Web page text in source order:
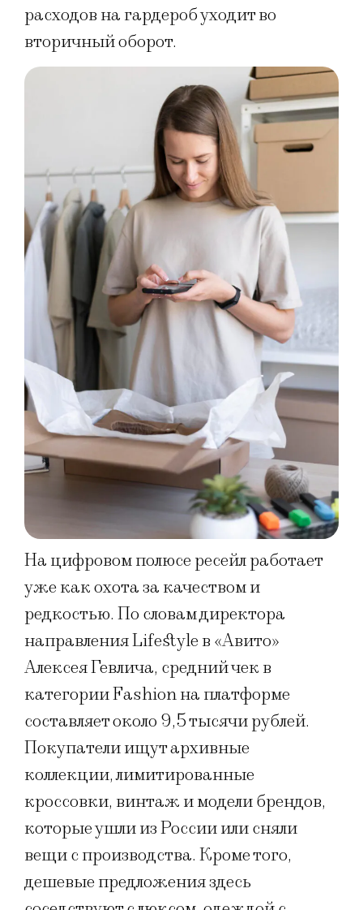
расходов на гардероб уходит во
вторичный оборот.
На цифровом полюсе ресейл работает
уже как охота за качеством и
редкостью. По словам директора
направления Lifestyle в «Авито»
Алексея Гевлича, средний чек в
категории Fashion на платформе
составляет около 9,5 тысячи рублей.
Покупатели ищут архивные
коллекции, лимитированные
кроссовки, винтаж и модели брендов,
которые ушли из России или сняли
вещи с производства. Кроме того,
дешевые предложения здесь